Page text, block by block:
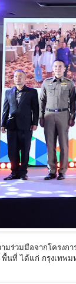
มร่วมมือจากโครง
พื้นที่ ได้แก่ กรุงเทพ